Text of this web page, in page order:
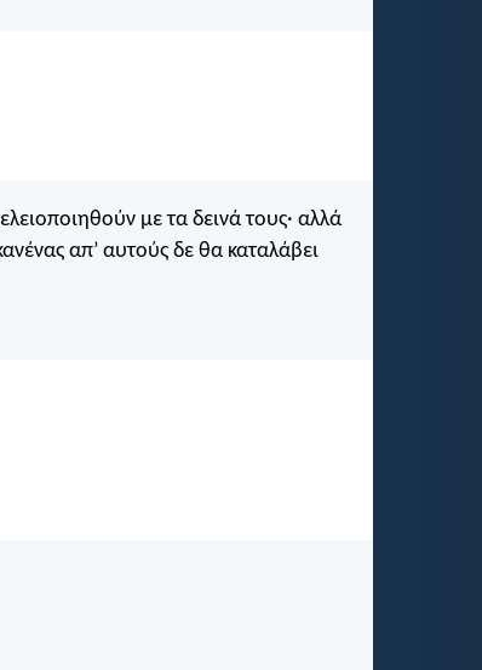
με τα δεινά τους· αλλά
απ’ αυτούς δε θα καταλάβει